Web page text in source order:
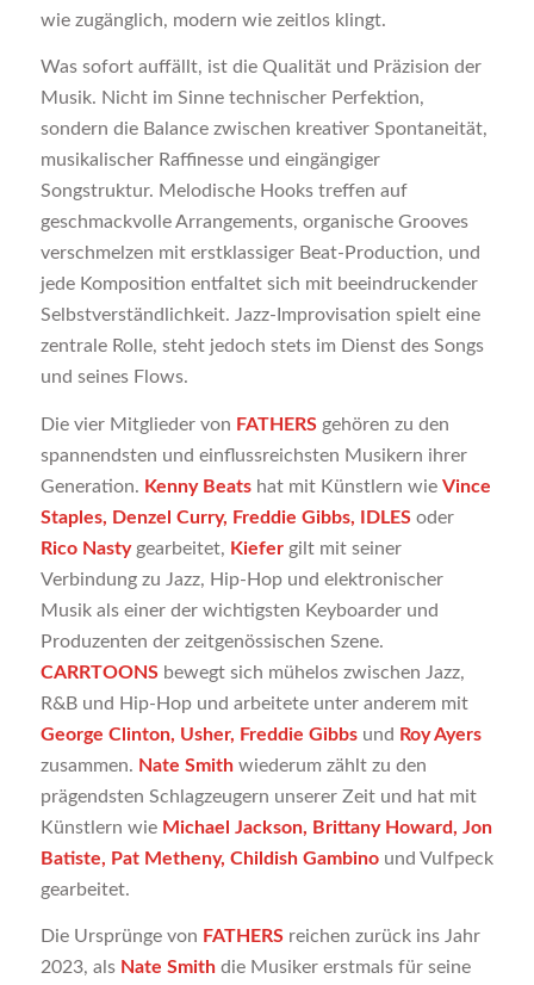
wie zugänglich, modern wie zeitlos klingt.
Was sofort auffällt, ist die Qualität und Präzision der
Musik. Nicht im Sinne technischer Perfektion,
sondern die Balance zwischen kreativer Spontaneität,
musikalischer Raffinesse und eingängiger
Songstruktur. Melodische Hooks treffen auf
geschmackvolle Arrangements, organische Grooves
verschmelzen mit erstklassiger Beat-Production, und
jede Komposition entfaltet sich mit beeindruckender
Selbstverständlichkeit. Jazz-Improvisation spielt eine
zentrale Rolle, steht jedoch stets im Dienst des Songs
und seines Flows.
Die vier Mitglieder von FATHERSgehören zu den
spannendsten und einflussreichsten Musikern ihrer
Generation. Kenny Beatshat mit Künstlern wie Vince
Staples, Denzel Curry, Freddie Gibbs, IDLES oder
Rico Nastygearbeitet, Kiefer gilt mit seiner
Verbindung zu Jazz, Hip-Hop und elektronischer
Musik als einer der wichtigsten Keyboarder und
Produzenten der zeitgenössischen Szene.
CARRTOONS bewegt sich mühelos zwischen Jazz,
R&B und Hip-Hop und arbeitete unter anderem mit
George Clinton, Usher, Freddie Gibbsund Roy Ayers
zusammen. Nate Smithwiederum zählt zu den
prägendsten Schlagzeugern unserer Zeit und hat mit
Künstlern wie Michael Jackson, Brittany Howard, Jon
Batiste, Pat Metheny, Childish Gambinound Vulfpeck
gearbeitet.
Die Ursprünge von FATHERS reichen zurück ins Jahr
2023, als Nate Smithdie Musiker erstmals für seine